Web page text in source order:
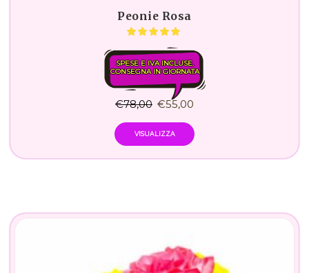
Peonie Rosa
SPESE E IVA INCLUSE.
CONSEGNA IN GIORNATA
€78,00 €55,00
VISUALIZZA